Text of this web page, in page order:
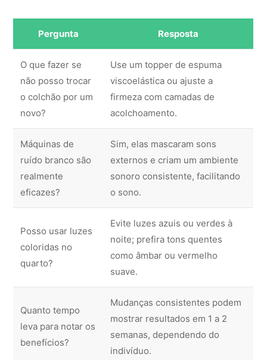
Pergunta Resposta
O que fazer se
não posso trocar
o colchão por um
novo?
Use um topper de espuma
viscoelástica ou ajuste a
firmeza com camadas de
acolchoamento.
Máquinas de
ruído branco são
realmente
eficazes?
Sim, elas mascaram sons
externos e criam um ambiente
sonoro consistente, facilitando
o sono.
Posso usar luzes
coloridas no
quarto?
Evite luzes azuis ou verdes à
noite; prefira tons quentes
como âmbar ou vermelho
suave.
Quanto tempo
leva para notar os
benefícios?
Mudanças consistentes podem
mostrar resultados em 1 a 2
semanas, dependendo do
indivíduo.